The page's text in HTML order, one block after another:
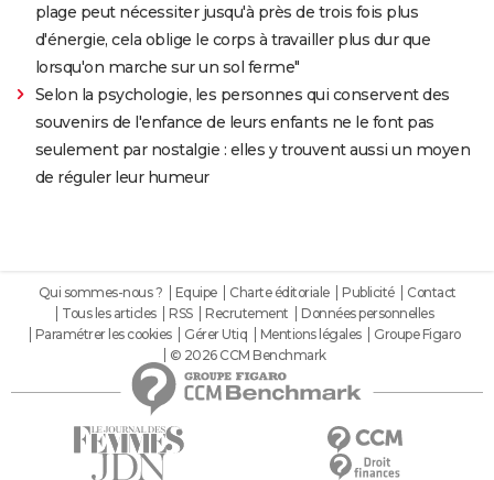
plage peut nécessiter jusqu'à près de trois fois plus
d'énergie, cela oblige le corps à travailler plus dur que
lorsqu'on marche sur un sol ferme"
Selon la psychologie, les personnes qui conservent des
souvenirs de l'enfance de leurs enfants ne le font pas
seulement par nostalgie : elles y trouvent aussi un moyen
de réguler leur humeur
Qui sommes-nous ? Equipe Charte éditoriale Publicité
Contact
Tous les articles
RSS Recrutement
Données personnelles
Paramétrer les cookies
Gérer Utiq Mentions légales
Groupe Figaro
© 2026 CCM Benchmark